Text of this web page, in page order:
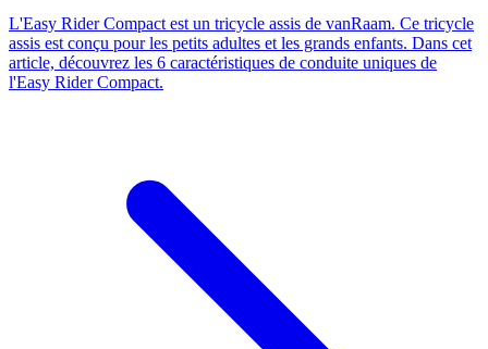
L'Easy Rider Compact est un tricycle assis de vanRaam. Ce tricycle
assis est conçu pour les petits adultes et les grands enfants. Dans cet
article, découvrez les 6 caractéristiques de conduite uniques de
l'Easy Rider Compact.​